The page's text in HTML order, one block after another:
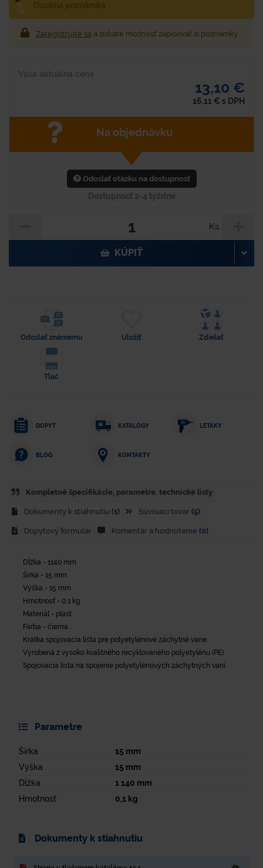
Zaregistrujte sa a získate možnosť zapisovať si poznámky
Vaša aktuálna cena
13,10 €
16,11 € s DPH
Na objednávku
Odoslať otázku na dostupnosť
Dostupnosť 2-4 týždne
Ks
KÚPIŤ
Odoslať známemu Uložiť Zdielať
Tlač
DOPYT KATALÓGY LETÁKY
BLOG KONTAKTY
Kompletné špecifikácie, parametre. technické listy
Dokumenty k stiahnutiu (1) Súvisiaci tovar (5)
Dopytový formulár Komentár a hodnotenie (0)
Dĺžka - 1140 mm
Šírka - 15 mm
Výška - 15 mm
Hmotnosť - 0,1 kg
Materiál - plast
Farba - čierna
Krátka spojovacia lišta pre polyetylénové záchytné vane.
Vyrobená z vysoko kvalitného recyklovaného polyetylénu (PE).
Spojovacia lista na spojenie polyetylénových záchytných vaní.
Parametre
Šírka 15 mm
Výška
15 mm
Dĺžka
1 140 mm
Hmotnosť
0,1kg
Dokumenty k stiahnutiu